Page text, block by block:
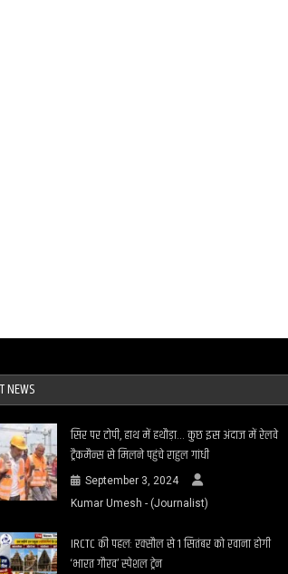
NEWS
सिर पर टोपी, हाथ में हथौड़ा… कुछ इस अंदाज में रेलवे
ट्रैकमैन्स से मिलने पहुंचे राहुल गांधी
September 3, 2024
Kumar Umesh - (Journalist)
IRCTC की पहल: रक्सौल से 1 सितंबर को रवाना होगी
‘भारत गौरव’ स्पेशल ट्रेन